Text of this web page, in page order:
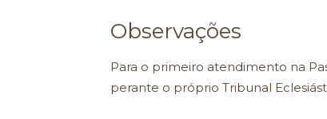
Observações
Para o primeiro atendimento na
perante o próprio Tribunal